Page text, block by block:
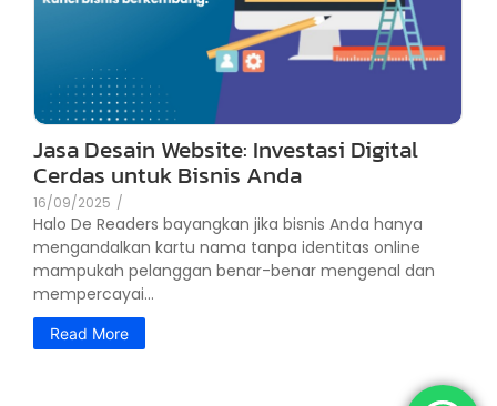
Jasa Desain Website: Investasi Digital
Cerdas untuk Bisnis Anda
16/09/2025 /
Halo De Readers bayangkan jika bisnis Anda hanya
mengandalkan kartu nama tanpa identitas online
mampukah pelanggan benar-benar mengenal dan
mempercayai...
Read More